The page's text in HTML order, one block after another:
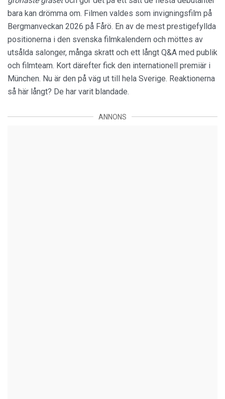
bara kan drömma om. Filmen valdes som invigningsfilm på
Bergmanveckan 2026 på Fårö. En av de mest prestigefyllda
positionerna i den svenska filmkalendern och möttes av
utsålda salonger, många skratt och ett långt Q&A med publik
och filmteam. Kort därefter fick den internationell premiär i
München. Nu är den på väg ut till hela Sverige. Reaktionerna
så här långt? De har varit blandade.
ANNONS